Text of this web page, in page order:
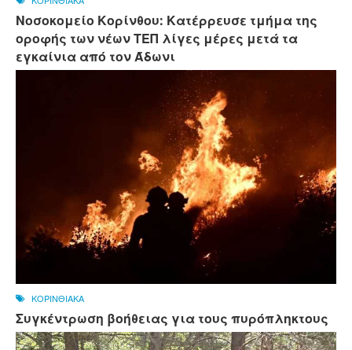
Νοσοκομείο Κορίνθου: Κατέρρευσε τμήμα της
οροφής των νέων ΤΕΠ λίγες μέρες μετά τα
εγκαίνια από τον Άδωνι
ΚΟΡΙΝΘΙΑΚΑ
Συγκέντρωση βοήθειας για τους πυρόπληκτους